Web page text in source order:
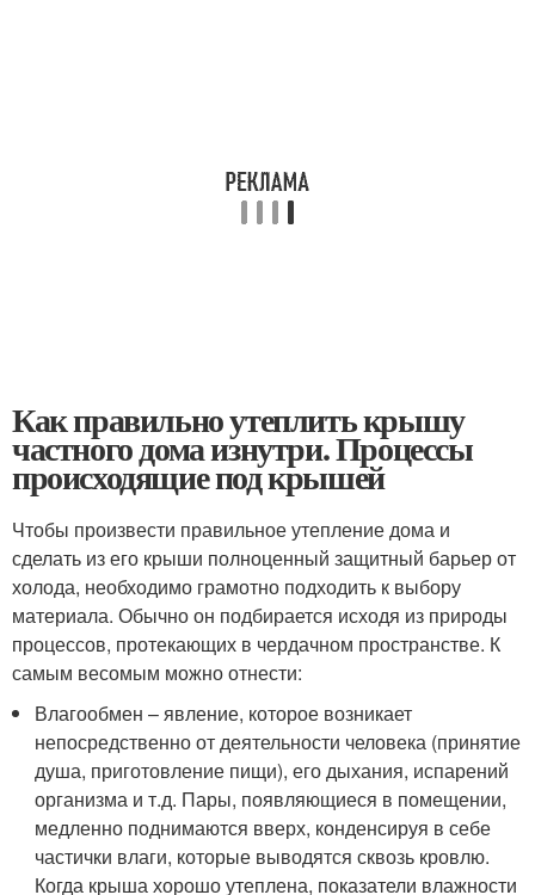
Как правильно утеплить крышу
частного дома изнутри. Процессы
происходящие под крышей
Чтобы произвести правильное утепление дома и
сделать из его крыши полноценный защитный барьер от
холода, необходимо грамотно подходить к выбору
материала. Обычно он подбирается исходя из природы
процессов, протекающих в чердачном пространстве. К
самым весомым можно отнести:
Влагообмен – явление, которое возникает
непосредственно от деятельности человека (принятие
душа, приготовление пищи), его дыхания, испарений
организма и т.д. Пары, появляющиеся в помещении,
медленно поднимаются вверх, конденсируя в себе
частички влаги, которые выводятся сквозь кровлю.
Когда крыша хорошо утеплена, показатели влажности